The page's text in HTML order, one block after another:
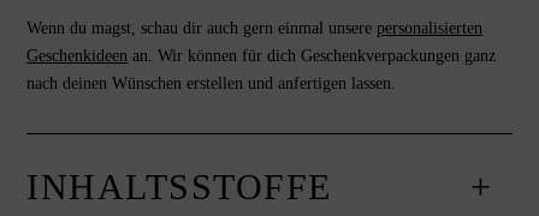
Wenn du magst, schau dir auch gern einmal unsere personalisierten
Geschenkideen an. Wir können für dich Geschenkverpackungen ganz
nach deinen Wünschen erstellen und anfertigen lassen.
INHALTSSTOFFE